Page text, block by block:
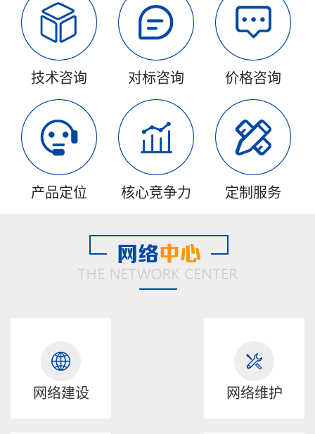
技术咨询 对标咨询 价格咨询
产品定位 核心竞争力 定制服务
网络建设 网络维护